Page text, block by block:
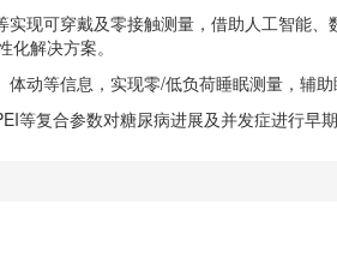
现可穿戴及零接触测量，借助人工智能
解决方案。
动等信息，实现零/低负荷睡眠测量，辅
复合参数对糖尿病进展及并发症进行早